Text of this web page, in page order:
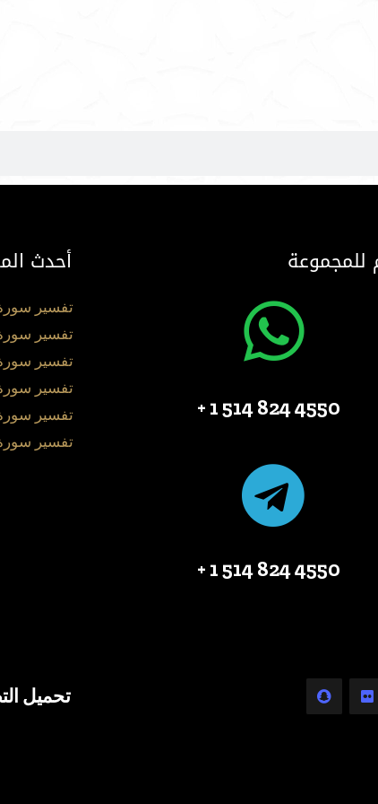
للمجموعة
4550 824 514 1 +
4550 824 514 1 +
أحدث
تفسير
تفسير
تفسير
تفسير
تفسير
تفسير
تحميل